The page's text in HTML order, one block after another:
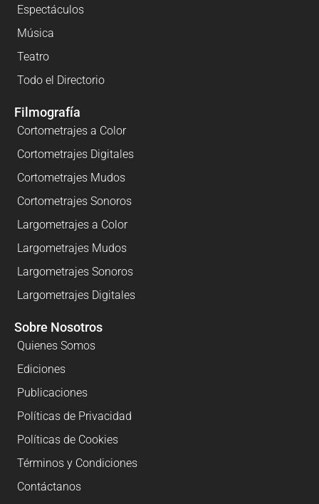
Espectáculos
Música
Teatro
Todo el Directorio
Filmografía
Cortometrajes a Color
Cortometrajes Digitales
Cortometrajes Mudos
Cortometrajes Sonoros
Largometrajes a Color
Largometrajes Mudos
Largometrajes Sonoros
Largometrajes Digitales
Sobre Nosotros
Quienes Somos
Ediciones
Publicaciones
Políticas de Privacidad
Políticas de Cookies
Términos y Condiciones
Contáctanos